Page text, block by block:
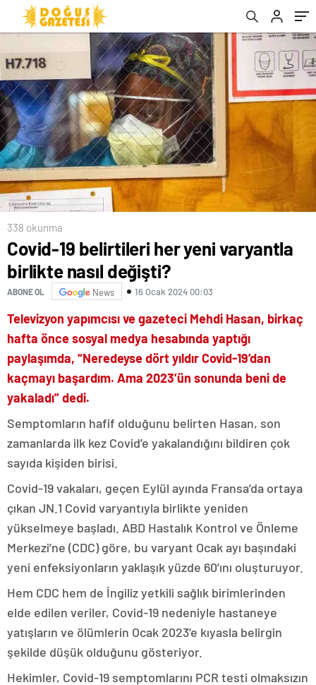
338 okunma
Covid-19 belirtileri her yeni varyantla
birlikte nasıl değişti?
ABONE OL News 16 Ocak 2024 00:03
Televizyon yapımcısı ve gazeteci Mehdi Hasan, birkaç
hafta önce sosyal medya hesabında yaptığı
paylaşımda, “Neredeyse dört yıldır Covid-19’dan
kaçmayı başardım. Ama 2023’ün sonunda beni de
yakaladı” dedi.
Semptomların hafif olduğunu belirten Hasan, son
zamanlarda ilk kez Covid’e yakalandığını bildiren çok
sayıda kişiden birisi.
Covid-19 vakaları, geçen Eylül ayında Fransa’da ortaya
çıkan JN.1 Covid varyantıyla birlikte yeniden
yükselmeye başladı. ABD Hastalık Kontrol ve Önleme
Merkezi’ne (CDC) göre, bu varyant Ocak ayı başındaki
yeni enfeksiyonların yaklaşık yüzde 60’ını oluşturuyor.
Hem CDC hem de İngiliz yetkili sağlık birimlerinden
elde edilen veriler, Covid-19 nedeniyle hastaneye
yatışların ve ölümlerin Ocak 2023’e kıyasla belirgin
şekilde düşük olduğunu gösteriyor.
Hekimler, Covid-19 semptomlarını PCR testi olmaksızın
kaçta gelecek?